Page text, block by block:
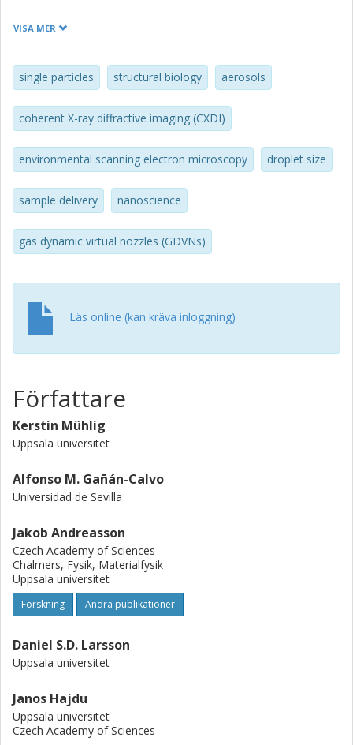
nm. This droplet size is similar to droplet sizes produced by
identify a new operational regime for GDVNs and show
that predictable droplet sizes, comparable to those
obtained by electrospray ionization, can be produced by
purely mechanical means in GDVNs.
VISA MER
single particles structural biology aerosols
coherent X-ray diffractive imaging (CXDI)
environmental scanning electron microscopy droplet size
sample delivery nanoscience
gas dynamic virtual nozzles (GDVNs)
Läs online (kan kräva inloggning)
Författare
Kerstin Mühlig
Uppsala universitet
Alfonso M. Gañán-Calvo
Universidad de Sevilla
Jakob Andreasson
Czech Academy of Sciences
Chalmers, Fysik, Materialfysik
Uppsala universitet
Forskning Andra publikationer
Daniel S.D. Larsson
Uppsala universitet
Janos Hajdu
Uppsala universitet
Czech Academy of Sciences